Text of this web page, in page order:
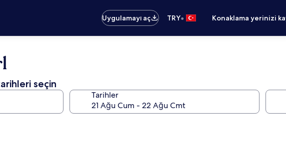
Uygulamayı aç
TRY• Konaklama yerinizi
seçin
Tarihler